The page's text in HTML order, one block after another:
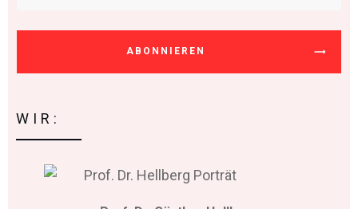
ABONNIEREN
WIR: